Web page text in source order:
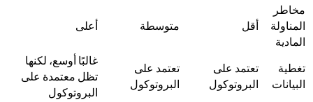
مخاطر
المناولة
المادية
أقل متوسطة أعلى
تغطية
البيانات
تعتمد على
البروتوكول
تعتمد على
البروتوكول
غالبًا أوسع، لكنها
تظل معتمدة على
البروتوكول